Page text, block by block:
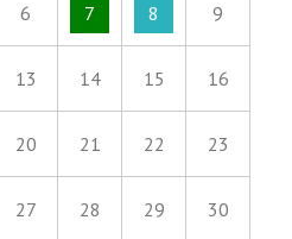
6 7 8 9
13 14 15 16
20 21 22 23
27 28 29 30